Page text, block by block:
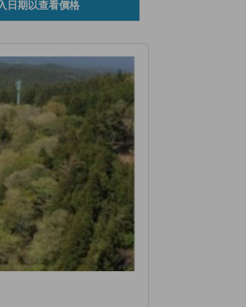
日期以查看價格